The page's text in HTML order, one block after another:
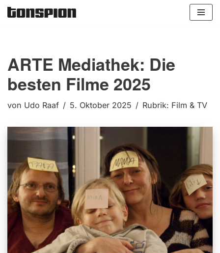
ARTE Mediathek: Die
besten Filme 2025
von Udo Raaf 5. Oktober 2025 Rubrik: Film & TV